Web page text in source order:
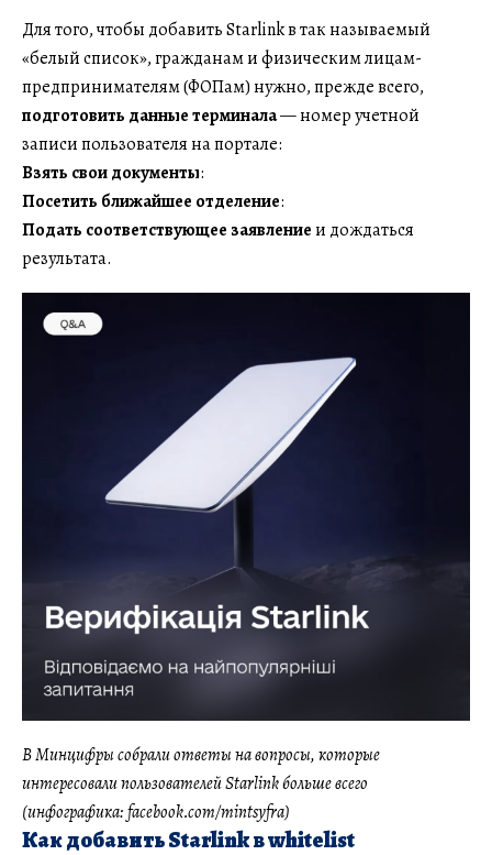
Для того, чтобы добавить Starlink в так называемый
«белый список», гражданам и физическим лицам-
предпринимателям (ФОПам) нужно, прежде всего,
подготовить данные терминала— номер учетной
записи пользователя на портале:
Взять свои документы:
Посетить ближайшее отделение:
Подать соответствующее заявлениеи дождаться
результата.
В Минцифры собрали ответы на вопросы, которые
интересовали пользователей Starlink больше всего
(инфографика: facebook.com/mintsyfra)
Как добавить Starlink в whitelist